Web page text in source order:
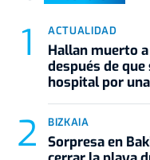
ACTUALIDAD
Hallan muerto
después de
hospital por
BIZKAIA
Sorpresa en